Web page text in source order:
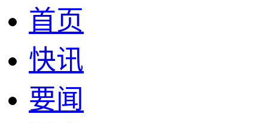
首页
快讯
要闻